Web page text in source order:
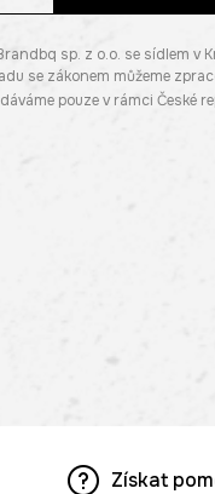
sp. z o.o. se sídlem v
se zákonem můžeme
pouze v rámci České
Získat